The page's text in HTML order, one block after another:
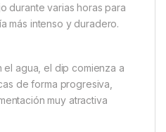
durante varias horas para
más intenso y duradero.
agua, el dip comienza a
de forma progresiva,
muy atractiva